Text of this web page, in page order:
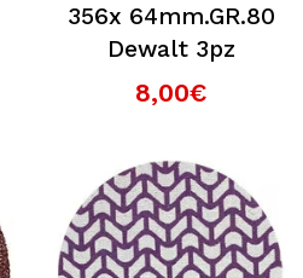
356x 64mm.GR.80
Dewalt 3pz
8,00€